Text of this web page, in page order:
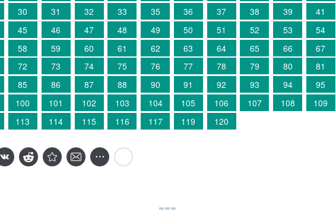
30 31 32 33 35 36 37 38 39 41
45 46 47 48 49 50 51 52 53 54
58 59 60 61 62 63 64 65 66 67
72 73 74 75 76 77 78 79 80 81
85 86 87 88 90 91 92 93 94 95
100 101 102 103 104 105 106 107 108 109
113 114 115 116 117 119 120